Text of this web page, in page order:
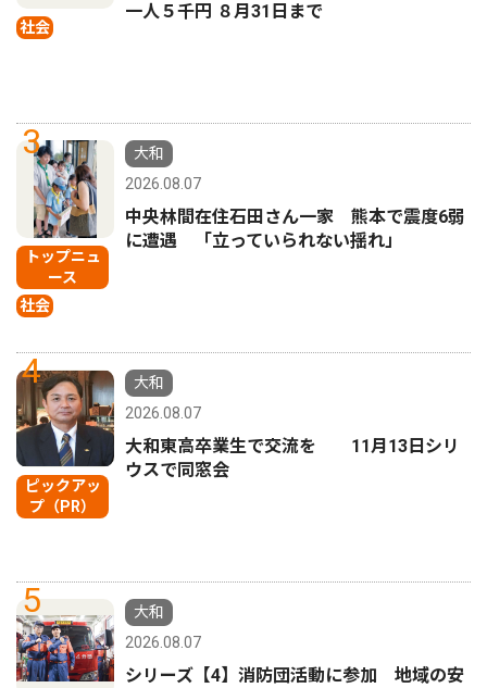
社会
一人５千円 ８月31日まで
3
トップニュ
ース
社会
大和
2026.08.07
中央林間在住石田さん一家 熊本で震度6弱
に遭遇 「立っていられない揺れ」
4
ピックアッ
プ（PR）
大和
2026.08.07
大和東高卒業生で交流を 11月13日シリ
ウスで同窓会
5
大和
2026.08.07
シリーズ【4】消防団活動に参加 地域の安